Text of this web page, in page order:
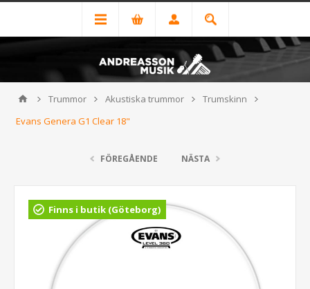
Trummor Akustiska trummor
Trumskinn
Evans Genera G1 Clear 18"
FÖREGÅENDE NÄSTA
Finns i butik (Göteborg)